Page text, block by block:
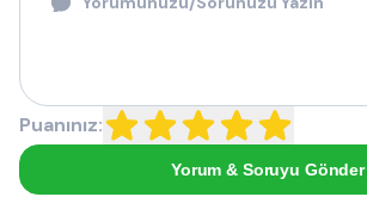
Puanınız:
Yorum & Soruyu Gönder